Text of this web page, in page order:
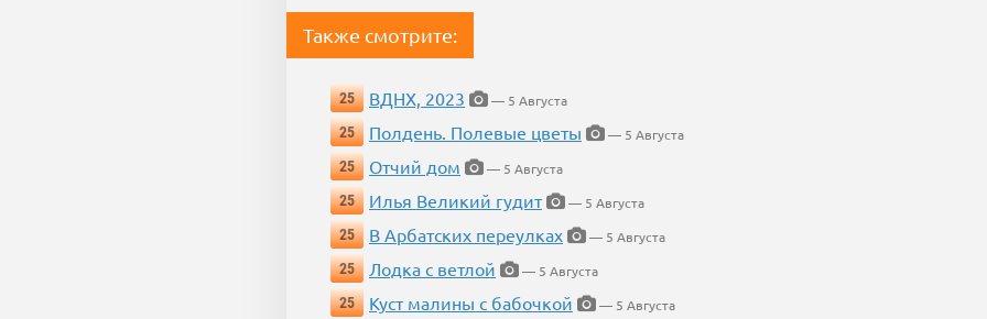
Также смотрите:
25 ВДНХ, 2023
— 5 Августа
25
Полдень. Полевые цветы
— 5 Августа
25
Отчий дом
— 5 Августа
25
Илья Великий гудит
— 5 Августа
25
В Арбатских переулках
— 5 Августа
25
Лодка с ветлой
— 5 Августа
25
Куст малины с бабочкой
— 5 Августа